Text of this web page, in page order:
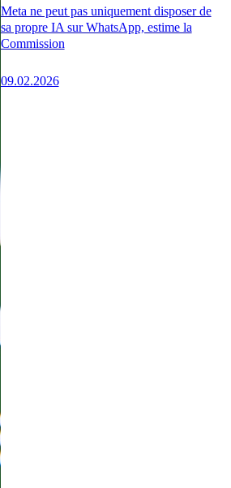
Meta ne peut pas uniquement disposer de
sa propre IA sur WhatsApp, estime la
Commission
09.02.2026